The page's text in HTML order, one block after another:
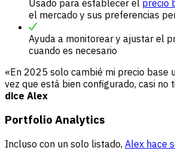
Usado para establecer el precio
el mercado y sus preferencias
Ayuda a monitorear y ajustar el
cuando es necesario
«En 2025 solo cambié mi precio base
vez que está bien configurado, casi no
dice Alex
Portfolio Analytics
Incluso con un solo listado, Alex hace